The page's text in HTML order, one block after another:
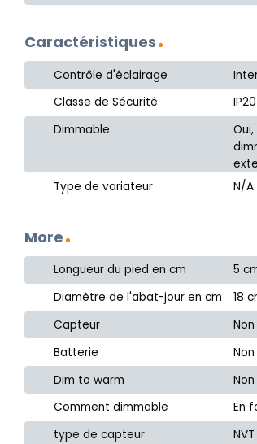
Caractéristiques
Contrôle d'éclairage
Classe de Sécurité
Dimmable
Type de variateur
N/
More
Longueur du pied en cm
5
Diamètre de l'abat-jour en cm
18
Capteur
Non
Batterie
Non
Dim to warm
Non
Comment dimmable
En
type de capteur